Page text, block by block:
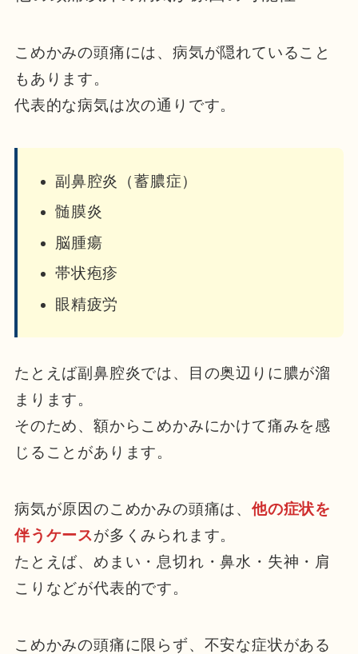
こめかみの頭痛には、病気が隠れていること
もあります。
代表的な病気は次の通りです。
副鼻腔炎（蓄膿症）
髄膜炎
脳腫瘍
帯状疱疹
眼精疲労
たとえば副鼻腔炎では、目の奥辺りに膿が溜
まります。
そのため、額からこめかみにかけて痛みを感
じることがあります。
病気が原因のこめかみの頭痛は、他の症状を
伴うケースが多くみられます。
たとえば、めまい・息切れ・鼻水・失神・肩
こりなどが代表的です。
こめかみの頭痛に限らず、不安な症状がある